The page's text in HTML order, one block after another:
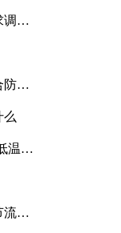
调研
防爆
么
温冲
流量